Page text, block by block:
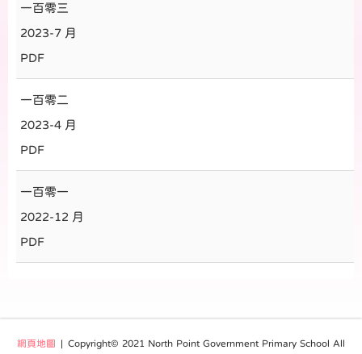
一百零三
2023-7 月
PDF
一百零二
2023-4 月
PDF
一百零一
2022-12 月
PDF
網頁地圖 | Copyright© 2021 North Point Government Primary School All